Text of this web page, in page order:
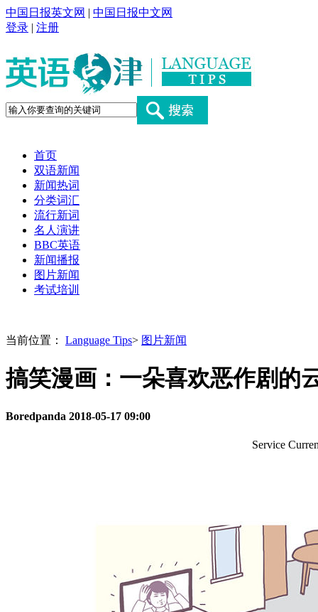
中国日报英文网 | 中国日报中文网
登录 | 注册
首页
双语新闻
新闻热词
分类词汇
流行新词
名人演讲
BBC英语
新闻播报
图片新闻
考试培训
当前位置： Language Tips> 图片新闻
搞笑漫画：一朵喜欢恶作剧的
Boredpanda 2018-05-17 09:00
Service